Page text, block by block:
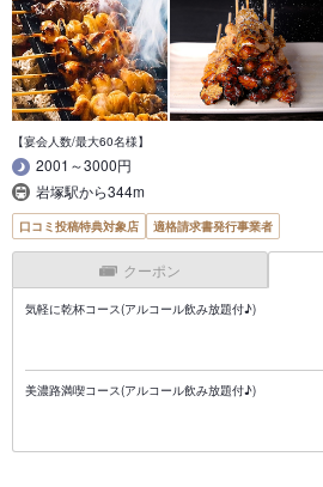
【宴会人数/最大60名様】
2001～3000円
岩塚駅から344m
口コミ投稿特典対象店 適格請求書発行事業者
クーポン
気軽に乾杯コース(アルコール飲み放題付♪)
美濃路満喫コース(アルコール飲み放題付♪)